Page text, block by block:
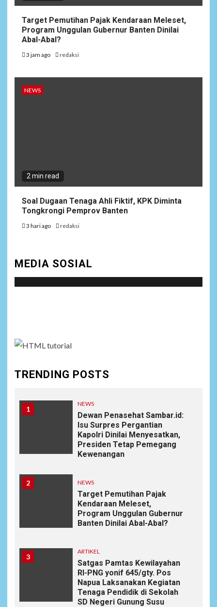
Target Pemutihan Pajak Kendaraan Meleset,
Program Unggulan Gubernur Banten Dinilai
Abal-Abal?
3 jam ago redaksi
NEWS
2 min read
Soal Dugaan Tenaga Ahli Fiktif, KPK Diminta
Tongkrongi Pemprov Banten
3 hari ago redaksi
MEDIA SOSIAL
TRENDING POSTS
1
NEWS
Dewan Penasehat Sambar.id:
Isu Surpres Pergantian
Kapolri Dinilai Menyesatkan,
Presiden Tetap Pemegang
Kewenangan
2 NEWS
Target Pemutihan Pajak
Kendaraan Meleset,
Program Unggulan Gubernur
Banten Dinilai Abal-Abal?
3
ARTIKEL
Satgas Pamtas Kewilayahan
RI-PNG yonif 645/gty. Pos
Napua Laksanakan Kegiatan
Tenaga Pendidik di Sekolah
SD Negeri Gunung Susu